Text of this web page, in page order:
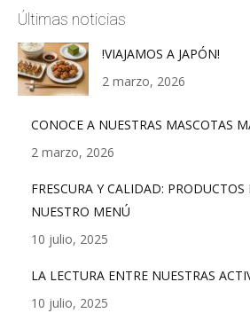
Últimas noticias
!VIAJAMOS A JAPÓN!
2 marzo, 2026
CONOCE A NUESTRAS MASCOTAS
2 marzo, 2026
FRESCURA Y CALIDAD: PRODUCTOS
NUESTRO MENÚ
10 julio, 2025
LA LECTURA ENTRE NUESTRAS
10 julio, 2025